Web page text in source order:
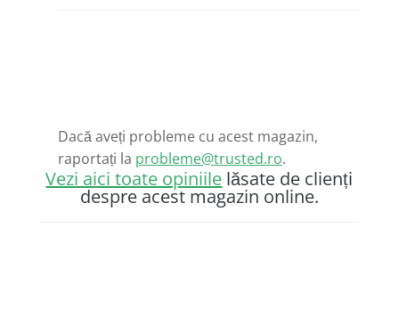
Dacă aveți probleme cu acest magazin,
raportați la probleme@trusted.ro.
Vezi aici toate opiniile lăsate de clienți
despre acest magazin online.